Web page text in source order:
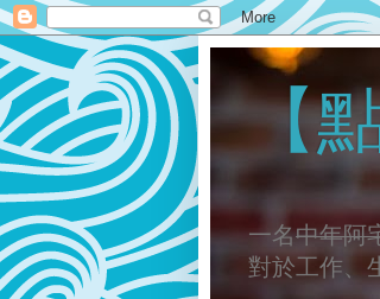
【
一名中年阿
對於工作、